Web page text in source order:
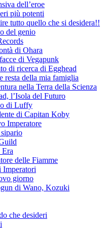
dell’eroe
più potenti
tutto quello che si desidera!!
del genio
di Ohara
di Vegapunk
di ricerca di Egghead
resta della mia famiglia
nella Terra della Scienza
l’Isola del Futuro
di Luffy
di Capitan Koby
Imperatore
delle Fiamme
Imperatori
giorno
di Wano, Kozuki
che desideri